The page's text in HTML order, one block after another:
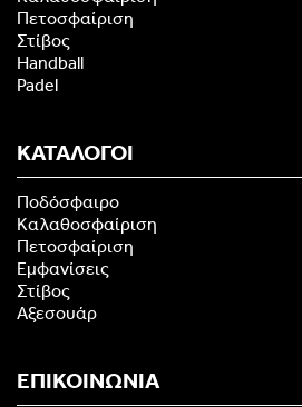
Πετοσφαίριση
Στίβος
Handball
Padel
ΚΑΤΑΛΟΓΟΙ
Ποδόσφαιρο
Καλαθοσφαίριση
Πετοσφαίριση
Εμφανίσεις
Στίβος
Αξεσουάρ
ΕΠΙΚΟΙΝΩΝΙΑ